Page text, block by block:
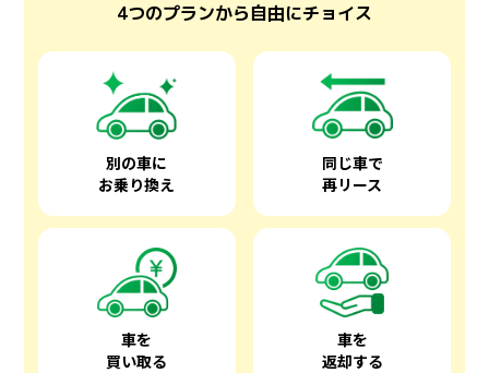
4つのプランから自由にチョイス
別の車に
お乗り換え
同じ車で
再リース
車を
買い取る
車を
返却する